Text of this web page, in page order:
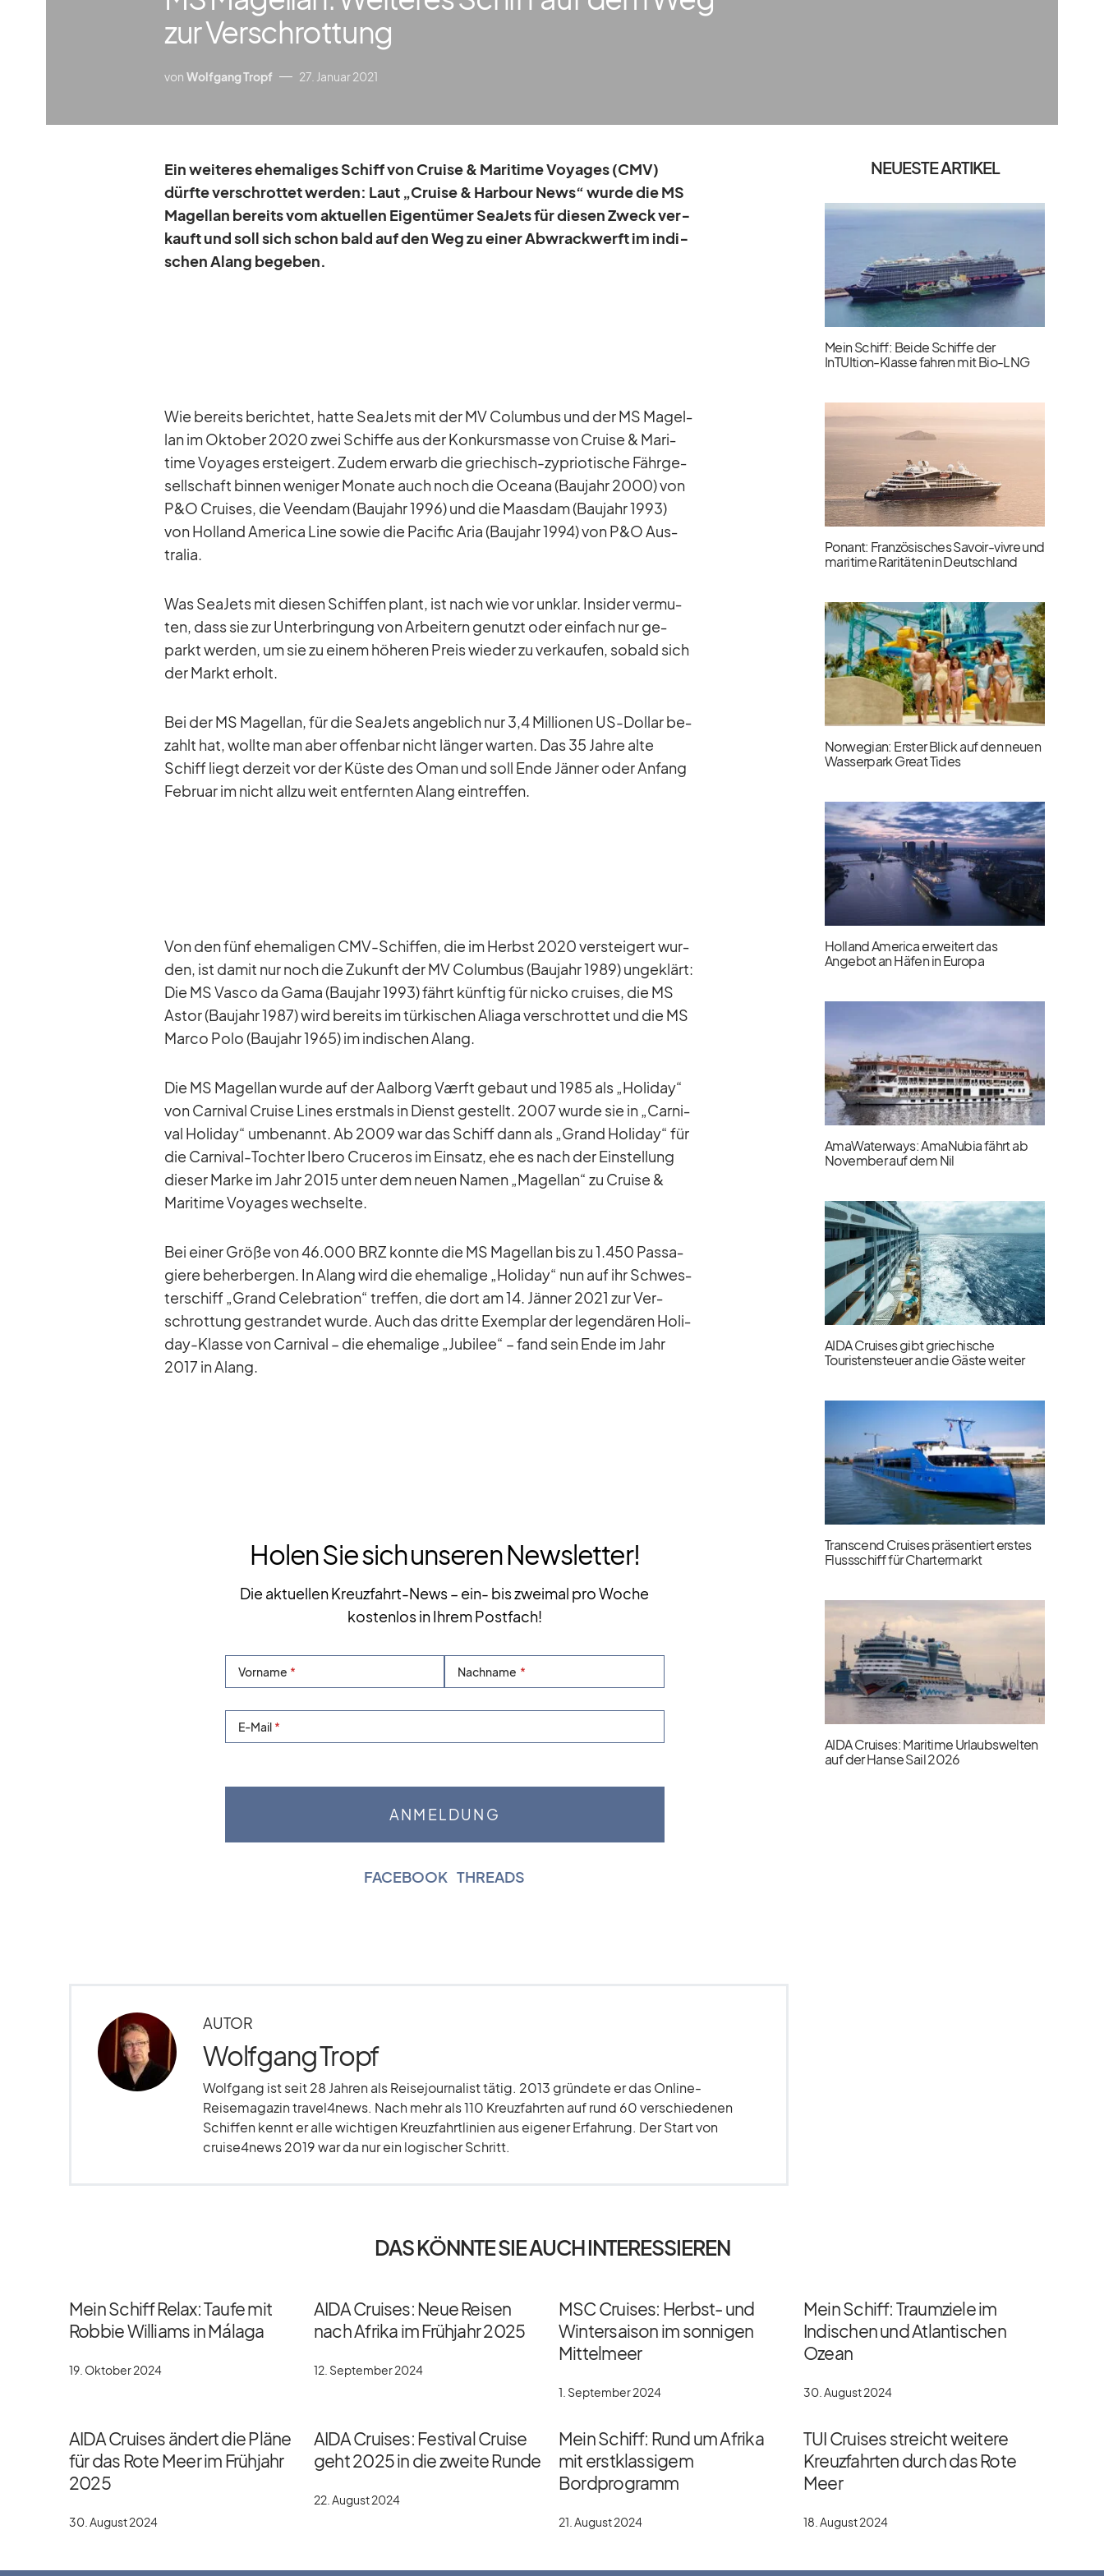
zur Verschrottung
von Wolfgang Tropf 27. Januar 2021
Ein wei­te­res ehe­ma­li­ges Schiff von Cruise & Ma­ri­time Voy­a­ges (CMV)
dürfte ver­schrot­tet wer­den: Laut „Cruise & Har­bour News“ wurde die MS
Ma­gel­lan be­reits vom ak­tu­el­len Ei­gen­tü­mer Sea­Jets für die­sen Zweck ver­
kauft und soll sich schon bald auf den Weg zu ei­ner Ab­wrack­werft im in­di­
schen Alang be­ge­ben.
Wie be­reits be­rich­tet, hatte Sea­Jets mit der MV Co­lum­bus und der MS Ma­gel­
lan im Ok­to­ber 2020 zwei Schiffe aus der Kon­kurs­masse von Cruise & Ma­ri­
time Voy­a­ges er­stei­gert. Zu­dem er­warb die grie­chisch-zy­prio­ti­sche Fähr­ge­
sell­schaft bin­nen we­ni­ger Mo­nate auch noch die Oce­ana (Bau­jahr 2000) von
P&O Crui­ses, die Ve­en­dam (Bau­jahr 1996) und die Maas­dam (Bau­jahr 1993)
von Hol­land Ame­rica Line so­wie die Pa­ci­fic Aria (Bau­jahr 1994) von P&O Aus­
tra­lia.
Was Sea­Jets mit die­sen Schif­fen plant, ist nach wie vor un­klar. In­si­der ver­mu­
ten, dass sie zur Un­ter­brin­gung von Ar­bei­tern ge­nutzt oder ein­fach nur ge­
parkt wer­den, um sie zu ei­nem hö­he­ren Preis wie­der zu ver­kau­fen, so­bald sich
der Markt er­holt.
Bei der MS Ma­gel­lan, für die Sea­Jets an­geb­lich nur 3,4 Mil­lio­nen US-Dol­lar be­
zahlt hat, wollte man aber of­fen­bar nicht län­ger war­ten. Das 35 Jahre alte
Schiff liegt der­zeit vor der Küste des Oman und soll Ende Jän­ner oder An­fang
Fe­bruar im nicht allzu weit ent­fern­ten Alang ein­tref­fen.
Von den fünf ehe­ma­li­gen CMV-Schif­fen, die im Herbst 2020 ver­stei­gert wur­
den, ist da­mit nur noch die Zu­kunft der MV Co­lum­bus (Bau­jahr 1989) un­ge­klärt:
Die MS Vasco da Gama (Bau­jahr 1993) fährt künf­tig für nicko crui­ses, die MS
As­tor (Bau­jahr 1987) wird be­reits im tür­ki­schen Ali­aga ver­schrot­tet und die MS
Marco Polo (Bau­jahr 1965) im in­di­schen Alang.
Die MS Ma­gel­lan wurde auf der Aal­borg Værft ge­baut und 1985 als „Ho­li­day“
von Car­ni­val Cruise Li­nes erst­mals in Dienst ge­stellt. 2007 wurde sie in „Car­ni­
val Ho­li­day“ um­be­nannt. Ab 2009 war das Schiff dann als „Grand Ho­li­day“ für
die Car­ni­val-Toch­ter Ibero Cru­ce­ros im Ein­satz, ehe es nach der Ein­stel­lung
die­ser Marke im Jahr 2015 un­ter dem neuen Na­men „Ma­gel­lan“ zu Cruise &
Ma­ri­time Voy­a­ges wech­selte.
Bei ei­ner Größe von 46.000 BRZ konnte die MS Ma­gel­lan bis zu 1.450 Pas­sa­
giere be­her­ber­gen. In Alang wird die ehe­ma­lige „Ho­li­day“ nun auf ihr Schwes­
ter­schiff „Grand Ce­le­bra­tion“ tref­fen, die dort am 14. Jän­ner 2021 zur Ver­
schrot­tung ge­stran­det wurde. Auch das dritte Ex­em­plar der le­gen­dä­ren Ho­li­
day-Klasse von Car­ni­val – die ehe­ma­lige „Ju­bi­lee“ – fand sein Ende im Jahr
2017 in Alang.
Holen Sie sich unseren Newsletter!
Die aktuellen Kreuzfahrt-News – ein- bis zweimal pro Woche
kostenlos in Ihrem Postfach!
Vorname Nachname
E-Mail
FACEBOOK |THREADS
AUTOR
Wolfgang Tropf
Wolfgang ist seit 28 Jahren als Reisejournalist tätig. 2013 gründete er das Online-
Reisemagazin travel4news. Nach mehr als 110 Kreuzfahrten auf rund 60 verschiedenen
Schiffen kennt er alle wichtigen Kreuzfahrtlinien aus eigener Erfahrung. Der Start von
cruise4news 2019 war da nur ein logischer Schritt.
NEUESTE ARTIKEL
Mein Schiff: Beide Schiffe der
InTUItion-Klasse fahren mit Bio-LNG
Ponant: Französisches Savoir-vivre und
maritime Raritäten in Deutschland
Norwegian: Erster Blick auf den neuen
Wasserpark Great Tides
Holland America erweitert das
Angebot an Häfen in Europa
AmaWaterways: AmaNubia fährt ab
November auf dem Nil
AIDA Cruises gibt griechische
Touristensteuer an die Gäste weiter
Transcend Cruises präsentiert erstes
Flussschiff für Chartermarkt
AIDA Cruises: Maritime Urlaubswelten
auf der Hanse Sail 2026
DAS KÖNNTE SIE AUCH INTERESSIEREN
Mein Schiff Relax: Taufe mit
Robbie Williams in Málaga
19. Oktober 2024
AIDA Cruises: Neue Reisen
nach Afrika im Frühjahr 2025
12. September 2024
MSC Cruises: Herbst- und
Wintersaison im sonnigen
Mittelmeer
1. September 2024
Mein Schiff: Traumziele im
Indischen und Atlantischen
Ozean
30. August 2024
AIDA Cruises ändert die Pläne
für das Rote Meer im Frühjahr
2025
30. August 2024
AIDA Cruises: Festival Cruise
geht 2025 in die zweite Runde
22. August 2024
Mein Schiff: Rund um Afrika
mit erstklassigem
Bordprogramm
21. August 2024
TUI Cruises streicht weitere
Kreuzfahrten durch das Rote
Meer
18. August 2024